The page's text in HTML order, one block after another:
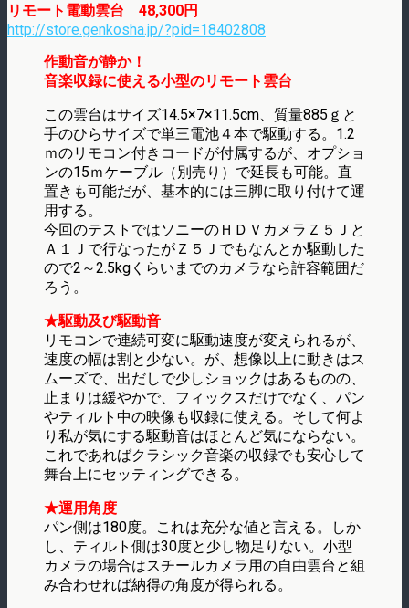
リモート電動雲台 48,300円
http://store.genkosha.jp/?pid=18402808
作動音が静か！
音楽収録に使える小型のリモート雲台
この雲台はサイズ14.5×7×11.5cm、質量885ｇと
手のひらサイズで単三電池４本で駆動する。1.2
ｍのリモコン付きコードが付属するが、オプショ
ンの15ｍケーブル（別売り）で延長も可能。直
置きも可能だが、基本的には三脚に取り付けて運
用する。
今回のテストではソニーのＨＤＶカメラＺ５Ｊと
Ａ１Ｊで行なったがＺ５Ｊでもなんとか駆動した
ので2～2.5kgくらいまでのカメラなら許容範囲だ
ろう。
★駆動及び駆動音
リモコンで連続可変に駆動速度が変えられるが、
速度の幅は割と少ない。が、想像以上に動きはス
ムーズで、出だしで少しショックはあるものの、
止まりは緩やかで、フィックスだけでなく、パン
やティルト中の映像も収録に使える。そして何よ
り私が気にする駆動音はほとんど気にならない。
これであればクラシック音楽の収録でも安心して
舞台上にセッティングできる。
★運用角度
パン側は180度。これは充分な値と言える。しか
し、ティルト側は30度と少し物足りない。小型
カメラの場合はスチールカメラ用の自由雲台と組
み合わせれば納得の角度が得られる。